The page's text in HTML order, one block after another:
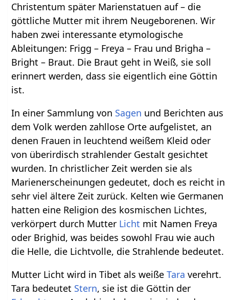
Christentum später Marienstatuen auf – die
göttliche Mutter mit ihrem Neugeborenen. Wir
haben zwei interessante etymologische
Ableitungen: Frigg – Freya – Frau und Brigha –
Bright – Braut. Die Braut geht in Weiß, sie soll
erinnert werden, dass sie eigentlich eine Göttin
ist.
In einer Sammlung von Sagen und Berichten aus
dem Volk werden zahllose Orte aufgelistet, an
denen Frauen in leuchtend weißem Kleid oder
von überirdisch strahlender Gestalt gesichtet
wurden. In christlicher Zeit werden sie als
Marienerscheinungen gedeutet, doch es reicht in
sehr viel ältere Zeit zurück. Kelten wie Germanen
hatten eine Religion des kosmischen Lichtes,
verkörpert durch Mutter Licht mit Namen Freya
oder Brighid, was beides sowohl Frau wie auch
die Helle, die Lichtvolle, die Strahlende bedeutet.
Mutter Licht wird in Tibet als weißeTara verehrt.
Tara bedeutet Stern, sie ist die Göttin der